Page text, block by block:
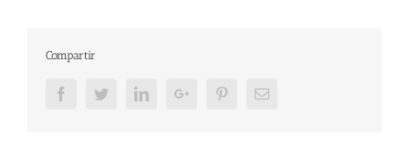
Compartir
FacebookTwitterLinkedInGoogle+ PinterestEmail